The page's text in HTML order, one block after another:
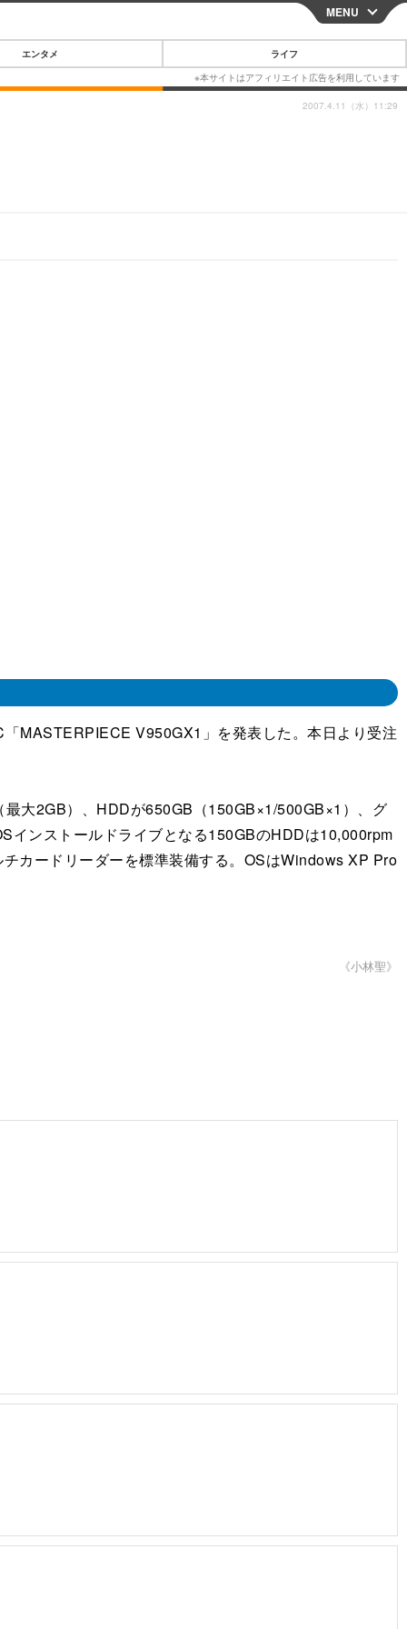
CLOSE
MENU
エンタメ ライフ
2007.4.11（水）11:29
MASTERPIECE V950GX1」を発表した。本日より受注
大2GB）、HDDが650GB（150GB×1/500GB×1）、グ
インストールドライブとなる150GBのHDDは10,000rpm
カードリーダーを標準装備する。OSはWindows XP Pro
《小林聖》